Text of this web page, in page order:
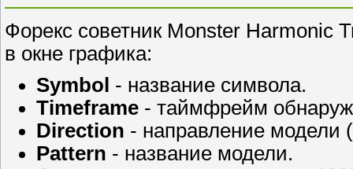
Форекс советник Monster
в окне графика:
Symbol - название символа.
Timeframe - таймфрейм
Direction - направление модели
Pattern - название модели.